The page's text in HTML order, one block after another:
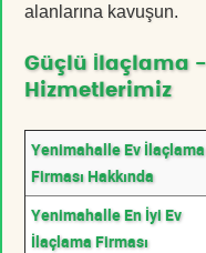
alanlarına kavuşun.
Güçlü İlaçlama -
Hizmetlerimiz
Yenimahalle Ev İlaçlama
Firması Hakkında
Yenimahalle En İyi Ev
İlaçlama Firması